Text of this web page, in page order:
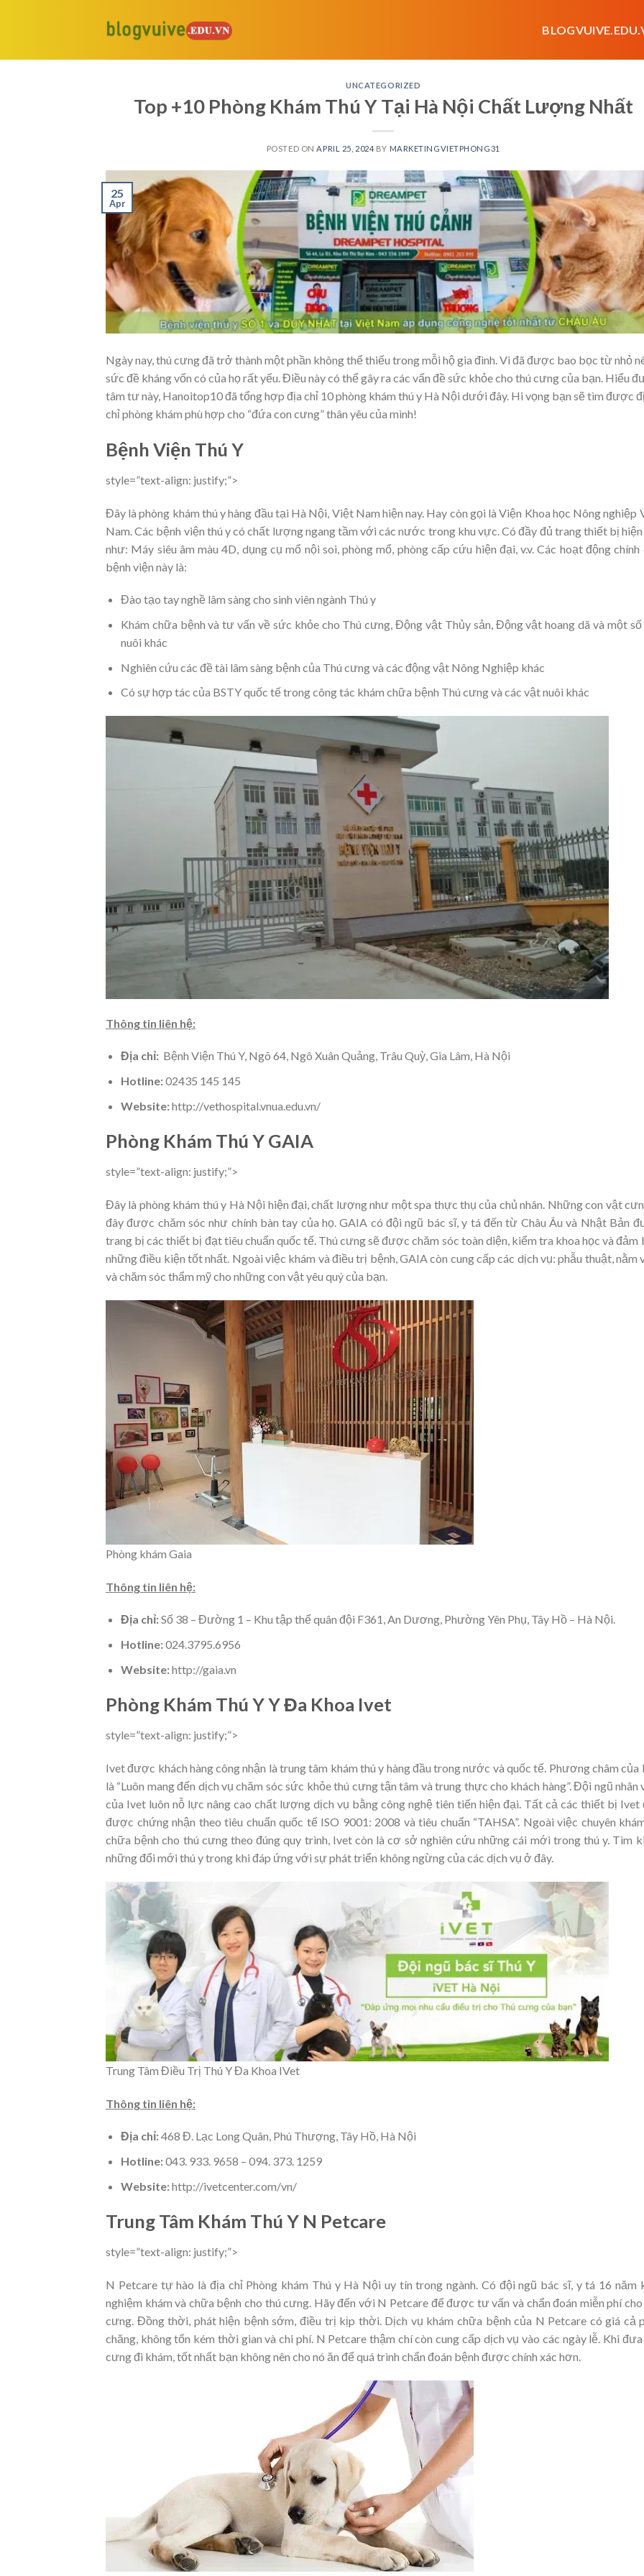
UNCATEGORIZED
Top +10 Phòng Khám Thú Y Tại Hà Nội Chất Lượng Nhất
POSTED ON APRIL 25, 2024 BY MARKETINGVIETPHONG31
25
Apr
Ngày nay, thú cưng đã trở thành một phần không thể thiếu trong mỗi hộ gia đình. Vì đã được bao bọc từ nhỏ
sức đề kháng vốn có của họ rất yếu. Điều này có thể gây ra các vấn đề sức khỏe cho thú cưng của bạn. Hiểu
tâm tư này, Hanoitop10 đã tổng hợp địa chỉ 10 phòng khám thú y Hà Nội dưới đây. Hi vọng bạn sẽ tìm được
chỉ phòng khám phù hợp cho “đứa con cưng” thân yêu của mình!
Bệnh Viện Thú Y
style=”text-align: justify;”>
Đây là phòng khám thú y hàng đầu tại Hà Nội, Việt Nam hiện nay. Hay còn gọi là Viện Khoa học Nông nghiệp
Nam. Các bệnh viện thú y có chất lượng ngang tầm với các nước trong khu vực. Có đầy đủ trang thiết bị
như: Máy siêu âm màu 4D, dụng cụ mổ nội soi, phòng mổ, phòng cấp cứu hiện đại, v.v. Các hoạt động chính
bệnh viện này là:
Đào tạo tay nghề lâm sàng cho sinh viên ngành Thú y
Khám chữa bệnh và tư vấn về sức khỏe cho Thú cưng, Động vật Thủy sản, Động vật hoang dã và một
nuôi khác
Nghiên cứu các đề tài lâm sàng bệnh của Thú cưng và các động vật Nông Nghiệp khác
Có sự hợp tác của BSTY quốc tế trong công tác khám chữa bệnh Thú cưng và các vật nuôi khác
Thông tin liên hệ:
Địa chỉ: Bệnh Viện Thú Y, Ngõ 64, Ngô Xuân Quảng, Trâu Quỳ, Gia Lâm, Hà Nội
Hotline:02435 145 145
Website:http://vethospital.vnua.edu.vn/
Phòng Khám Thú Y GAIA
style=”text-align: justify;”>
Đây là phòng khám thú y Hà Nội hiện đại, chất lượng như một spa thực thụ của chủ nhân. Những con vật
đây được chăm sóc như chính bàn tay của họ. GAIA có đội ngũ bác sĩ, y tá đến từ Châu Âu và Nhật Bản
trang bị các thiết bị đạt tiêu chuẩn quốc tế. Thú cưng sẽ được chăm sóc toàn diện, kiểm tra khoa học và đảm
những điều kiện tốt nhất. Ngoài việc khám và điều trị bệnh, GAIA còn cung cấp các dịch vụ: phẫu thuật, nằm
và chăm sóc thẩm mỹ cho những con vật yêu quý của bạn.
Phòng khám Gaia
Thông tin liên hệ:
Địa chỉ:Số 38 – Đường 1 – Khu tập thể quân đội F361, An Dương, Phường Yên Phụ, Tây Hồ – Hà Nội.
Hotline:024.3795.6956
Website:http://gaia.vn
Phòng Khám Thú Y Y Đa Khoa Ivet
style=”text-align: justify;”>
Ivet được khách hàng công nhận là trung tâm khám thú y hàng đầu trong nước và quốc tế. Phương châm của
là “Luôn mang đến dịch vụ chăm sóc sức khỏe thú cưng tận tâm và trung thực cho khách hàng”. Đội ngũ nhân
của Ivet luôn nỗ lực nâng cao chất lượng dịch vụ bằng công nghệ tiên tiến hiện đại. Tất cả các thiết bị Ivet
được chứng nhận theo tiêu chuẩn quốc tế ISO 9001: 2008 và tiêu chuẩn “TAHSA”. Ngoài việc chuyên
chữa bệnh cho thú cưng theo đúng quy trình, Ivet còn là cơ sở nghiên cứu những cái mới trong thú y. Tìm
những đổi mới thú y trong khi đáp ứng với sự phát triển không ngừng của các dịch vụ ở đây.
Trung Tâm Điều Trị Thú Y Đa Khoa IVet
Thông tin liên hệ:
Địa chỉ:468 Đ. Lạc Long Quân, Phú Thượng, Tây Hồ, Hà Nội
Hotline:043. 933. 9658 – 094. 373. 1259
Website:http://ivetcenter.com/vn/
Trung Tâm Khám Thú Y N Petcare
style=”text-align: justify;”>
N Petcare tự hào là địa chỉ Phòng khám Thú y Hà Nội uy tín trong ngành. Có đội ngũ bác sĩ, y tá 16 năm
nghiệm khám và chữa bệnh cho thú cưng. Hãy đến với N Petcare để được tư vấn và chẩn đoán miễn phí
cưng. Đồng thời, phát hiện bệnh sớm, điều trị kịp thời. Dịch vụ khám chữa bệnh của N Petcare có giá cả
chăng, không tốn kém thời gian và chi phí. N Petcare thậm chí còn cung cấp dịch vụ vào các ngày lễ. Khi
cưng đi khám, tốt nhất bạn không nên cho nó ăn để quá trình chẩn đoán bệnh được chính xác hơn.